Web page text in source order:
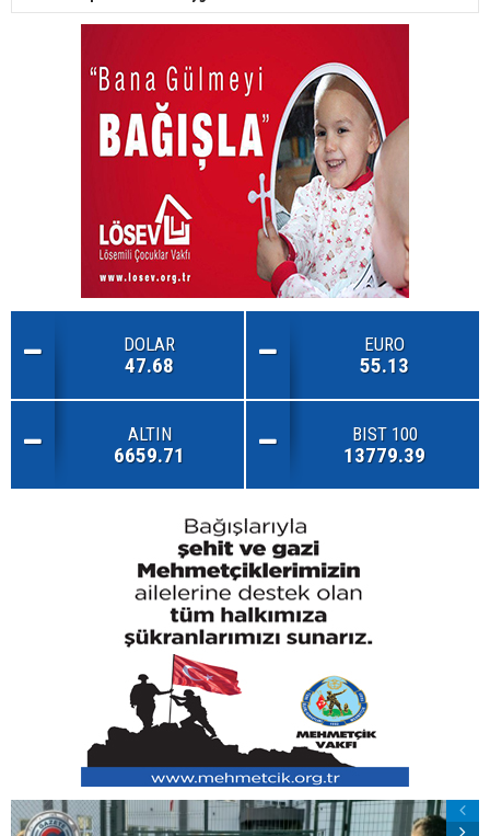
DOLAR
47.68
EURO
55.13
ALTIN
6659.71
BIST 100
13779.39